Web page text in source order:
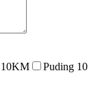
10KM
Puding 10